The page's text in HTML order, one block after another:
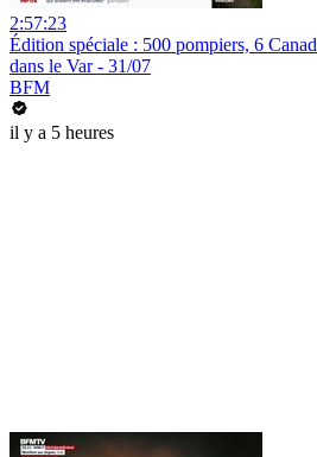
2:57:23
Édition spéciale : 500 pompiers, 6
dans le Var - 31/07
BFM
il y a 5 heures